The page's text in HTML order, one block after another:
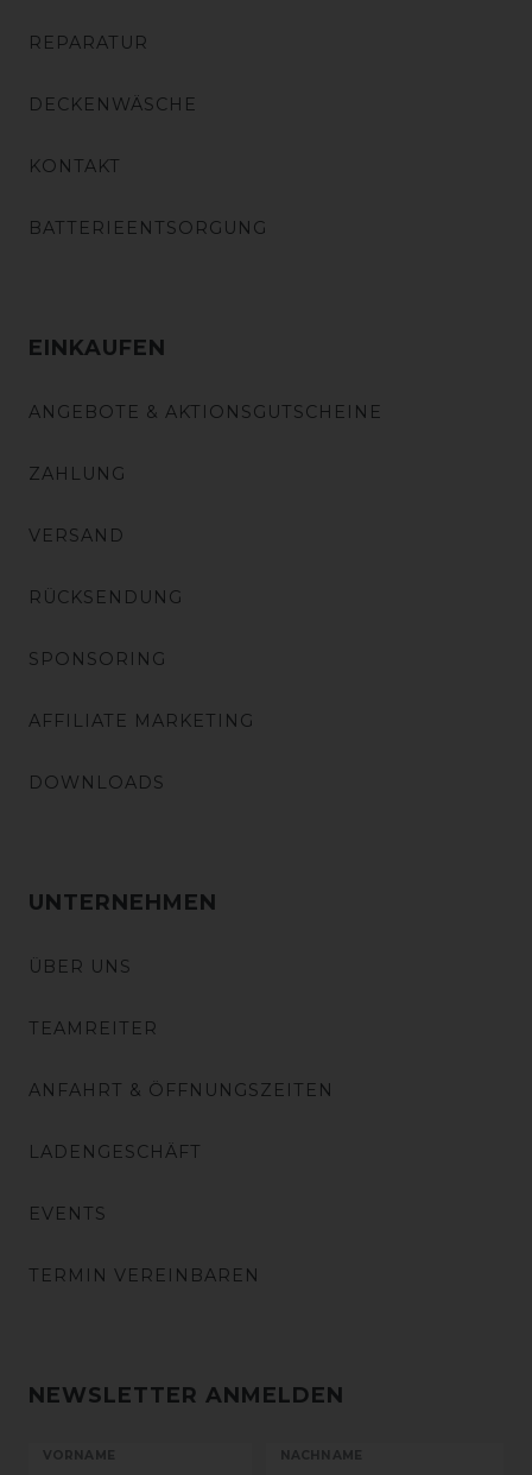
REPARATUR
DECKENWÄSCHE
KONTAKT
BATTERIEENTSORGUNG
EINKAUFEN
ANGEBOTE & AKTIONSGUTSCHEINE
ZAHLUNG
VERSAND
RÜCKSENDUNG
SPONSORING
AFFILIATE MARKETING
DOWNLOADS
UNTERNEHMEN
ÜBER UNS
TEAMREITER
ANFAHRT & ÖFFNUNGSZEITEN
LADENGESCHÄFT
EVENTS
TERMIN VEREINBAREN
NEWSLETTER ANMELDEN
VORNAME NACHNAME